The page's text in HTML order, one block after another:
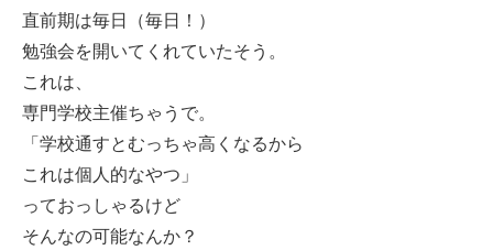
直前期は毎日（毎日！）
勉強会を開いてくれていたそう。
これは、
専門学校主催ちゃうで。
「学校通すとむっちゃ高くなるから
これは個人的なやつ」
っておっしゃるけど
そんなの可能なんか？